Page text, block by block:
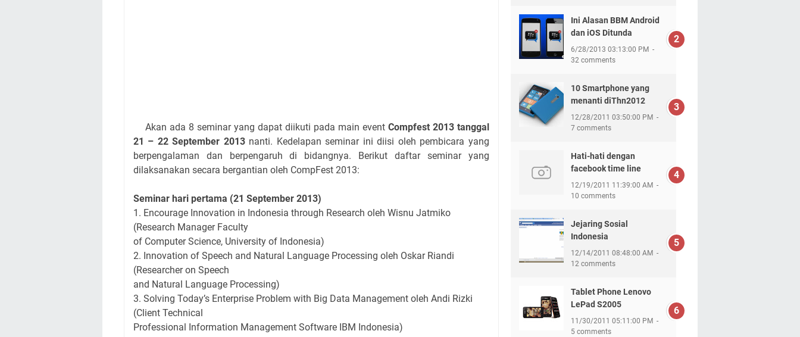
Akan ada 8 seminar yang dapat diikuti pada main eventCompfest 2013 tanggal
21 – 22 September 2013 nanti. Kedelapan seminar ini diisi oleh pembicara yang
berpengalaman dan berpengaruh di bidangnya. Berikut daftar seminar yang
dilaksanakan secara bergantian oleh CompFest 2013:
Seminar hari pertama (21 September 2013)
1. Encourage Innovation in Indonesia through Research oleh Wisnu Jatmiko
(Research Manager Faculty
of Computer Science, University of Indonesia)
2. Innovation of Speech and Natural Language Processing oleh Oskar Riandi
(Researcher on Speech
and Natural Language Processing)
3. Solving Today’s Enterprise Problem with Big Data Management oleh Andi Rizki
(Client Technical
Professional Information Management Software IBM Indonesia)
Ini Alasan BBM Android
dan iOS Ditunda
6/28/2013 03:13:00 PM
32 comments
10 Smartphone yang
menanti diThn2012
12/28/2011 03:50:00 PM
7 comments
Hati-hati dengan
facebook time line
12/19/2011 11:39:00 AM
10 comments
Jejaring Sosial
Indonesia
12/14/2011 08:48:00 AM
12 comments
Tablet Phone Lenovo
LePad S2005
11/30/2011 05:11:00 PM
5 comments